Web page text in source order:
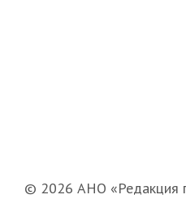
© 2026 АНО «Редакция